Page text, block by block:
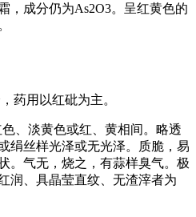
，成分仍为As2O3。呈红黄色的
药用以红砒为主。
、淡黄色或红、黄相间。略透
绢丝样光泽或无光泽。质脆，易
。气无，烧之，有蒜样臭气。极
润、具晶莹直纹、无渣滓者为